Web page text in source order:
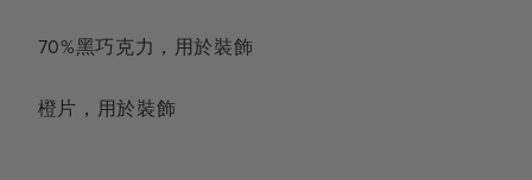
70%黑巧克力，用於裝飾
橙片，用於裝飾